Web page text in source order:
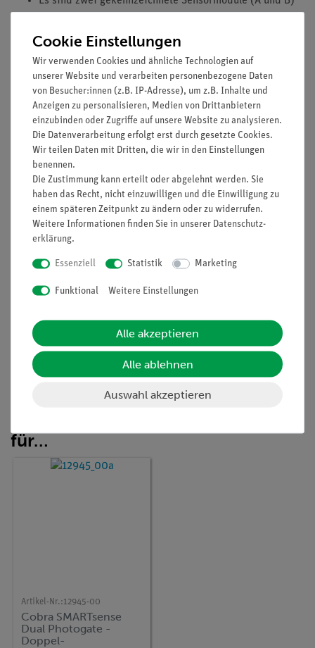
werden können.
Sensor A besitzt einen Einschaltknopf sowie zwei
LEDs zur Kennzeichnung des Bluetooth Status und
des Akku-Ladezustands.
Sensor B besitzt zwei LEDs zur Kennzeichnung des
Betriebszustandes und des Funktionszustands.
Die Leitung für die Verbindung der Sensoren A und B
wird mitgeliefert.
Beide Sensormodule besitzen eine Vielzahl an
Gewindebuchsen, in die entsprechende Stiele
eingeschraubt werden können, um einen sicheren und
genauen Versuchsaufbau zu realisieren.
Versuche
Zubehör
Media / Downloads
für…
Artikel-Nr.:12945-00
Cobra SMARTsense
Dual Photogate -
Doppel-
Cookie Einstellungen
Wir verwenden Cookies und ähnliche Technologien auf
unserer Website und verarbeiten personenbezogene Daten
von Besucher:innen (z.B. IP-Adresse), um z.B. Inhalte und
Anzeigen zu personalisieren, Medien von Drittanbietern
einzubinden oder Zugriffe auf unsere Website zu analysieren.
Die Datenverarbeitung erfolgt erst durch gesetzte Cookies.
Wir teilen Daten mit Dritten, die wir in den Einstellungen
benennen.
Die Zustimmung kann erteilt oder abgelehnt werden. Sie
haben das Recht, nicht einzuwilligen und die Einwilligung zu
einem späteren Zeitpunkt zu ändern oder zu widerrufen.
Weitere Informationen finden Sie in unserer Daten­schutz­
erklärung.
Essenziell Statistik Marketing
Funktional Weitere Einstellungen
Alle akzeptieren
Alle ablehnen
Auswahl akzeptieren